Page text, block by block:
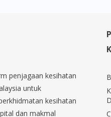
penjagaan kesihatan
untuk
kesihatan
dan makmal